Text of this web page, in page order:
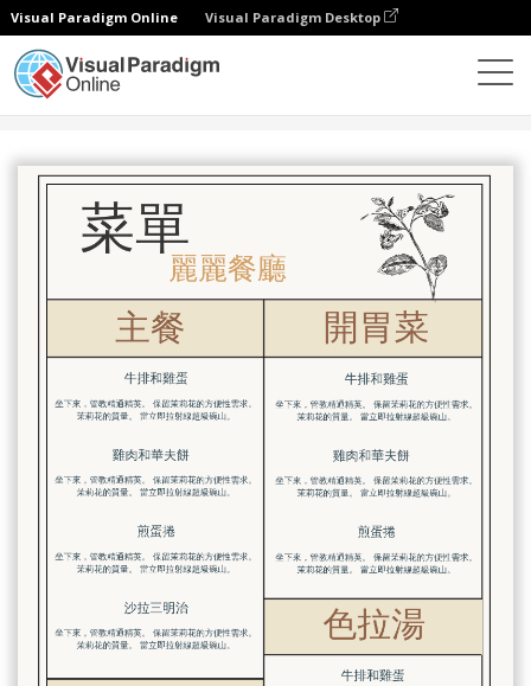
Visual Paradigm Online Visual Paradigm Desktop